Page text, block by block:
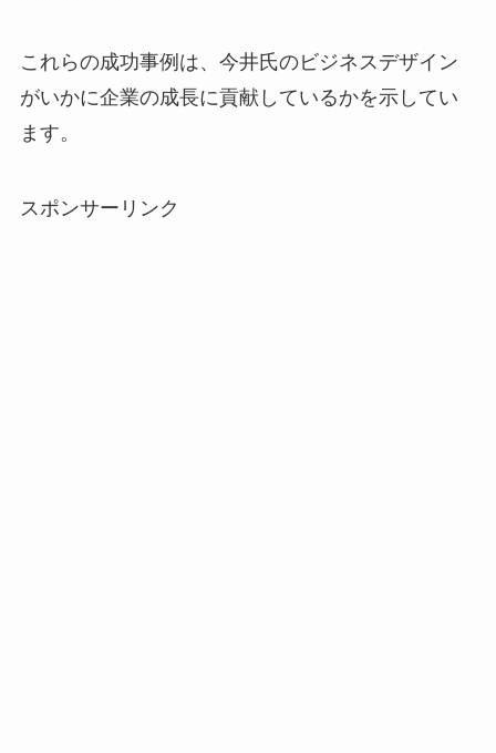
これらの成功事例は、今井氏のビジネスデザイン
がいかに企業の成長に貢献しているかを示してい
ます。
スポンサーリンク